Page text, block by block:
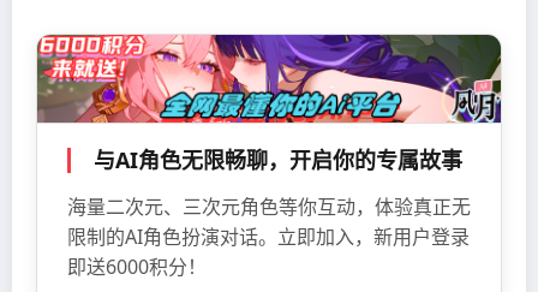
与AI角色无限畅聊，开启你的专属故事
海量二次元、三次元角色等你互动，体验真正无
限制的AI角色扮演对话。立即加入，新用户登录
即送6000积分！